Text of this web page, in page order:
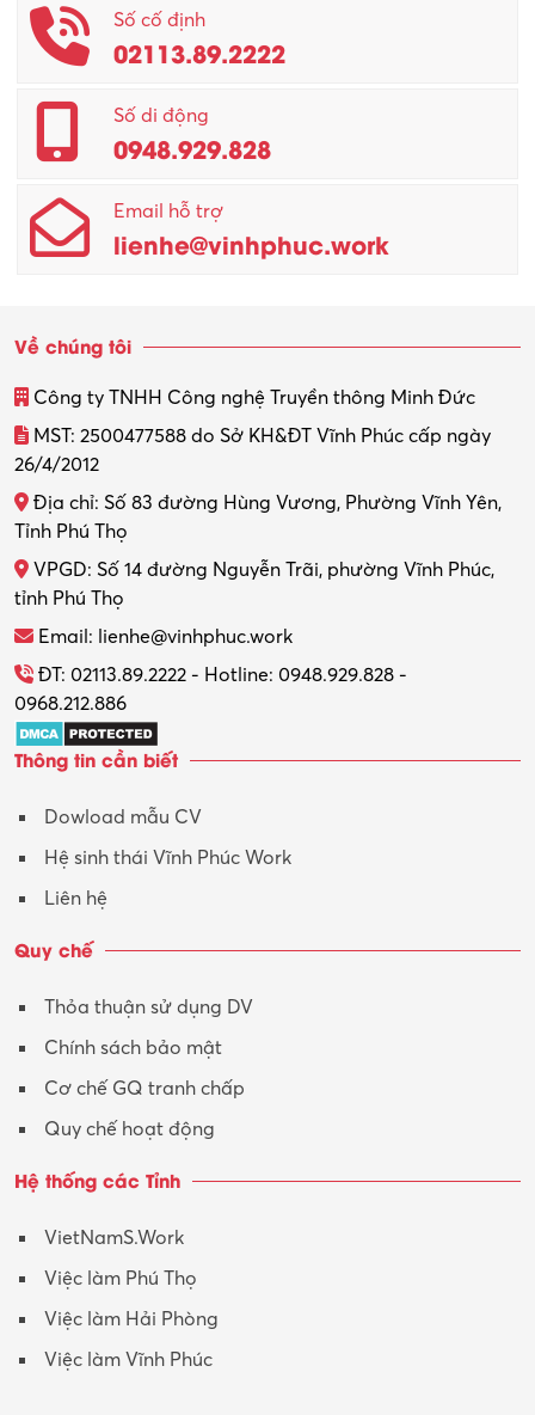
Số cố định
02113.89.2222
Số di động
0948.929.828
Email hỗ trợ
lienhe@vinhphuc.work
Về chúng tôi
Công ty TNHH Công nghệ Truyền thông Minh Đức
MST: 2500477588 do Sở KH&ĐT Vĩnh Phúc cấp ngày
26/4/2012
Địa chỉ: Số 83 đường Hùng Vương, Phường Vĩnh Yên,
Tỉnh Phú Thọ
VPGD: Số 14 đường Nguyễn Trãi, phường Vĩnh Phúc,
tỉnh Phú Thọ
Email: lienhe@vinhphuc.work
ĐT: 02113.89.2222 - Hotline: 0948.929.828 -
0968.212.886
Thông tin cần biết
Dowload mẫu CV
Hệ sinh thái Vĩnh Phúc Work
Liên hệ
Quy chế
Thỏa thuận sử dụng DV
Chính sách bảo mật
Cơ chế GQ tranh chấp
Quy chế hoạt động
Hệ thống các Tỉnh
VietNamS.Work
Việc làm Phú Thọ
Việc làm Hải Phòng
Việc làm Vĩnh Phúc